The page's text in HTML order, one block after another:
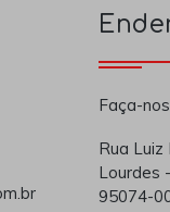
Faça-
Rua Luiz
Lourdes
95074-